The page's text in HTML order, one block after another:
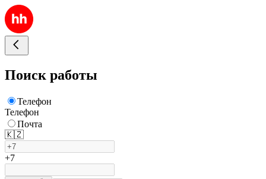
Поиск работы
Телефон
Телефон
Почта
🇰🇿
+7